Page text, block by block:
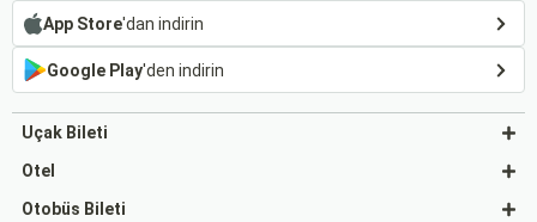
App Store'dan indirin
Google Play'den indirin
Uçak Bileti
Otel
Otobüs Bileti